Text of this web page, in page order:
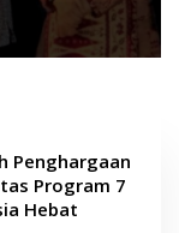
Penghargaan
Program 7
Hebat